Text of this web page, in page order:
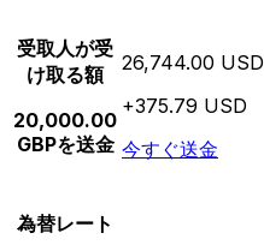
受取人が受
け取る額
20,000.00
GBPを送金
26,744.00 USD
+375.79 USD
今すぐ送金
為替レート